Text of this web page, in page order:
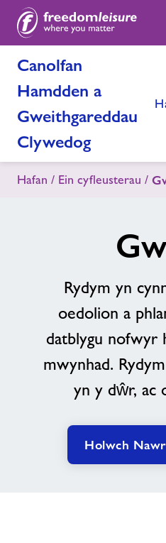
Canolfan
Hamdden a
Gweithgareddau
Clywedog
Hafan Ein cyfleusterau
Rydym yn
oedolion a
datblygu nofwyr
mwynhad.
yn y dŵr, ac
Holwch Nawr